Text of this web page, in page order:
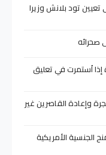
تود بلانش وزيرا
صحرائه
إذا اُستمرت في تعليق
وإعادة القاصرين غير
الجنسية الأمريكية